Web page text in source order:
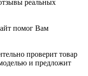
реальных
помог Вам
проверит товар
и предложит